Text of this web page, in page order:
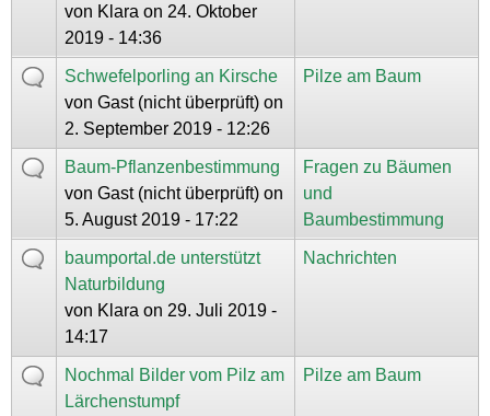
von Klara on 24. Oktober
2019 - 14:36
Schwefelporling an Kirsche
von Gast (nicht überprüft) on
2. September 2019 - 12:26
Pilze am Baum
Baum-Pflanzenbestimmung
von Gast (nicht überprüft) on
5. August 2019 - 17:22
Fragen zu Bäumen
und
Baumbestimmung
baumportal.de unterstützt
Naturbildung
von Klara on 29. Juli 2019 -
14:17
Nachrichten
Nochmal Bilder vom Pilz am
Lärchenstumpf
Pilze am Baum